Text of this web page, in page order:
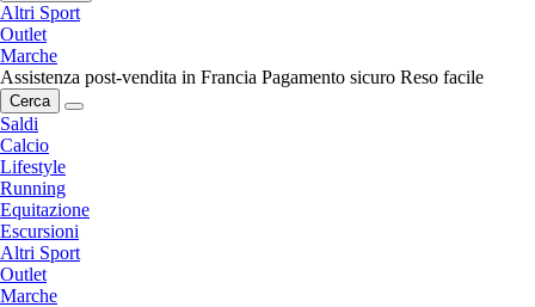
Altri Sport
Outlet
Marche
Assistenza post-vendita in Francia Pagamento sicuro Reso facile
Cerca
Saldi
Calcio
Lifestyle
Running
Equitazione
Escursioni
Altri Sport
Outlet
Marche